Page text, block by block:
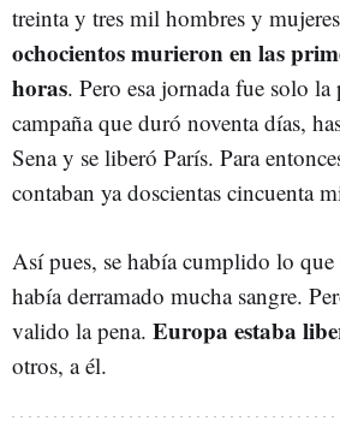
treinta y tres mil hombres y
ochocientos murieron en las
horas. Pero esa jornada fue solo
campaña que duró noventa días,
Sena y se liberó París. Para
contaban ya doscientas cincuenta
Así pues, se había cumplido lo
había derramado mucha sangre.
valido la pena. Europa estaba
otros, a él.